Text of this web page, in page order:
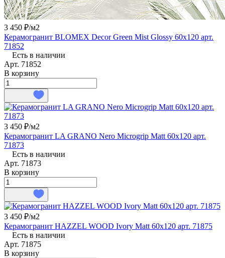
3 450 ₽/м2
Керамогранит BLOMEX Decor Green Mist Glossy 60x120 арт.
71852
Есть в наличии
Арт. 71852
В корзину
3 450 ₽/м2
Керамогранит LA GRANO Nero Microgrip Matt 60x120 арт.
71873
Есть в наличии
Арт. 71873
В корзину
3 450 ₽/м2
Керамогранит HAZZEL WOOD Ivory Matt 60x120 арт. 71875
Есть в наличии
Арт. 71875
В корзину